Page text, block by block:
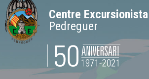
Centre Excursionista
Pedreguer